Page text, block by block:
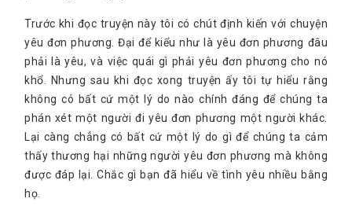
Trước khi đọc truyện này tôi có chút định kiến với chuyện
yêu đơn phương. Đại để kiểu như là yêu đơn phương đâu
phải là yêu, và việc quái gì phải yêu đơn phương cho nó
khổ. Nhưng sau khi đọc xong truyện ấy tôi tự hiểu rằng
không có bất cứ một lý do nào chính đáng để chúng ta
phán xét một người đi yêu đơn phương một người khác.
Lại càng chẳng có bất cứ một lý do gì để chúng ta cảm
thấy thương hại những người yêu đơn phương mà không
được đáp lại. Chắc gì bạn đã hiểu về tình yêu nhiều bằng
họ.